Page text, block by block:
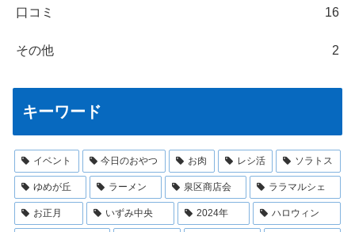
口コミ 16
その他 2
キーワード
イベント 今日のおやつ お肉 レシ活 ソラトス
ゆめが丘 ラーメン 泉区商店会 ララマルシェ
お正月 いずみ中央 2024年 ハロウィン